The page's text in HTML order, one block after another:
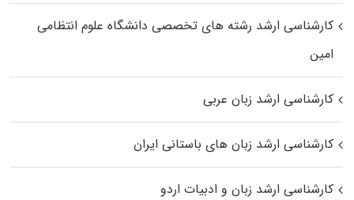
کارشناسی ارشد رﺷﺘﻪ ﻫﺎی تخصصی داﻧﺸﮕﺎه ﻋﻠﻮم انتظامی
اﻣﻴﻦ
کارشناسی ارشد زبان عربی
کارشناسی ارشد زبان‌ های باستانی ایران
کارشناسی ارشد زبان و ادبیات اردو